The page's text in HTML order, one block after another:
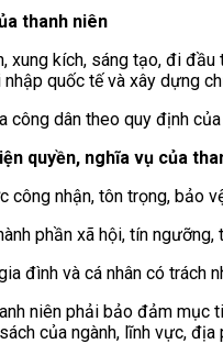
thanh niên
xung kích, sáng tạo, đi
quốc tế và xây dựng
công dân theo quy định
quyền, nghĩa vụ của
công nhận, tôn trọng,
phần xã hội, tín
đình và cá nhân có trách
niên phải bảo đảm mục
của ngành, lĩnh vực, địa